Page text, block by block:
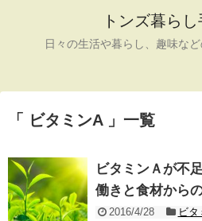
トンズ暮ら
日々の生活や暮らし、趣味な
「 ビタミンA 」一覧
ビタミンＡが不
働きと食材から
2016/4/28 ビタ